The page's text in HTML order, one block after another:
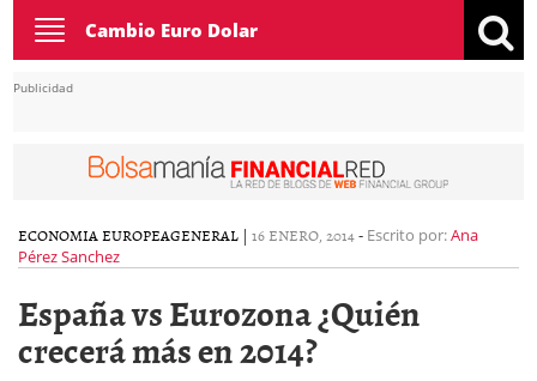
Toggle
navigation
Cambio Euro Dolar
Publicidad
ECONOMIA EUROPEAGENERAL | 16 ENERO, 2014- Escrito por:Ana
Pérez Sanchez
España vs Eurozona ¿Quién
crecerá más en 2014?